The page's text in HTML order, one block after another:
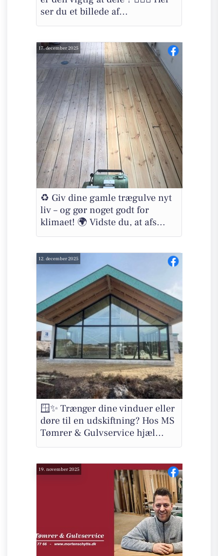
ser du et billede af...
17. december 2025
♻️ Giv dine gamle trægulve nyt
liv – og gør noget godt for
klimaet! 🌍 Vidste du, at afs...
12. december 2025
🪟✨ Trænger dine vinduer eller
døre til en udskiftning? Hos MS
Tømrer & Gulvservice hjæl...
19. november 2025